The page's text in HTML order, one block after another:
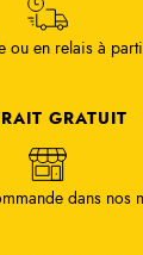
ou en relais à
GRATUIT
dans nos